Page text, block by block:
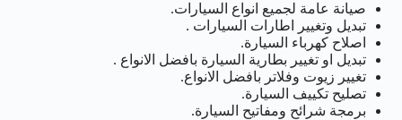
صيانة عامة لجميع انواع السيارات.
تبديل وتغيير اطارات السيارات .
اصلاح كهرباء السيارة.
تبديل او تغيير بطارية السيارة بافضل الانواع .
تغيير زيوت وفلاتر بافضل الانواع.
تصليح تكييف السيارة.
برمجة شرائح ومفاتيح السيارة.